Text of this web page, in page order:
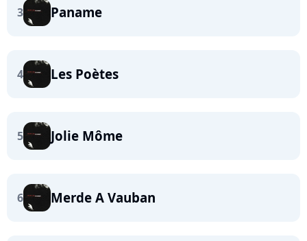
3 Paname
4 Les Poètes
5 Jolie Môme
6 Merde A Vauban